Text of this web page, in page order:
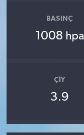
BASINÇ
1008 hpa
ÇIY
3.9